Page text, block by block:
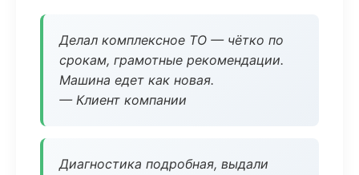
Делал комплексное ТО — чётко по
срокам, грамотные рекомендации.
Машина едет как новая.
— Клиент компании
Диагностика подробная, выдали